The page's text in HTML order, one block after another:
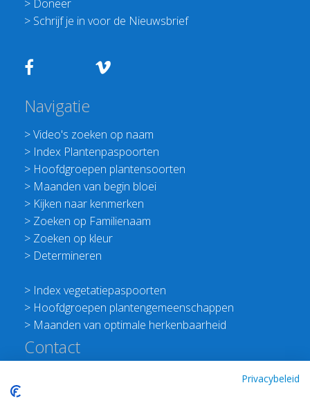
> Doneer
> Schrijf je in voor de Nieuwsbrief
Navigatie
>Video's zoeken op naam
> Index Plantenpaspoorten
> Hoofdgroepen plantensoorten
> Maanden van begin bloei
> Kijken naar kenmerken
> Zoeken op Familienaam
> Zoeken op kleur
> Determineren
> Index vegetatiepaspoorten
> Hoofdgroepen plantengemeenschappen
> Maanden van optimale herkenbaarheid
Contact
Privacybeleid